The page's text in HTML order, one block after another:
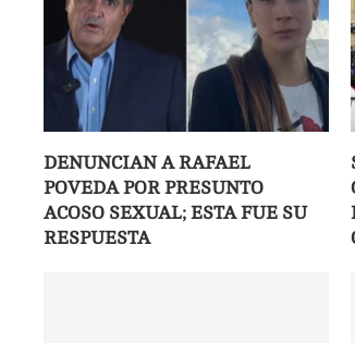
DENUNCIAN A RAFAEL
POVEDA POR PRESUNTO
ACOSO SEXUAL; ESTA FUE SU
RESPUESTA